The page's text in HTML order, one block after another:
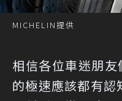
MICHELIN提供
相信各位車迷朋
的極速應該都有